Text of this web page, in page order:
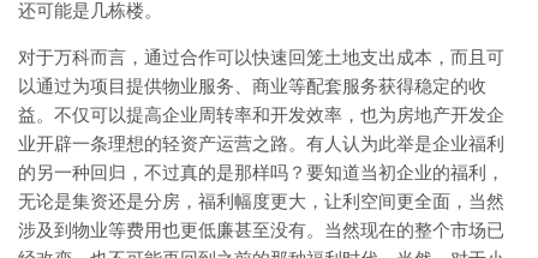
还可能是几栋楼。
对于万科而言，通过合作可以快速回笼土地支出成本，而且可
以通过为项目提供物业服务、商业等配套服务获得稳定的收
益。不仅可以提高企业周转率和开发效率，也为房地产开发企
业开辟一条理想的轻资产运营之路。有人认为此举是企业福利
的另一种回归，不过真的是那样吗？要知道当初企业的福利，
无论是集资还是分房，福利幅度更大，让利空间更全面，当然
涉及到物业等费用也更低廉甚至没有。当然现在的整个市场已